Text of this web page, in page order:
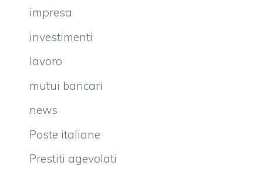
impresa
investimenti
lavoro
mutui bancari
news
Poste italiane
Prestiti agevolati